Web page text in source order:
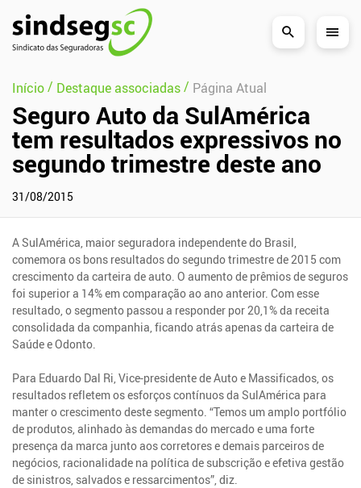
Pular Navegação (s)
Início/ Destaque associadas/ Página Atual
Seguro Auto da SulAmérica
tem resultados expressivos no
segundo trimestre deste ano
31/08/2015
A SulAmérica, maior seguradora independente do Brasil,
comemora os bons resultados do segundo trimestre de 2015 com
crescimento da carteira de auto. O aumento de prêmios de seguros
foi superior a 14% em comparação ao ano anterior. Com esse
resultado, o segmento passou a responder por 20,1% da receita
consolidada da companhia, ficando atrás apenas da carteira de
Saúde e Odonto.
Para Eduardo Dal Ri, Vice-presidente de Auto e Massificados, os
resultados refletem os esforços contínuos da SulAmérica para
manter o crescimento deste segmento. “Temos um amplo portfólio
de produtos, alinhado às demandas do mercado e uma forte
presença da marca junto aos corretores e demais parceiros de
negócios, racionalidade na política de subscrição e efetiva gestão
de sinistros, salvados e ressarcimentos”, diz.